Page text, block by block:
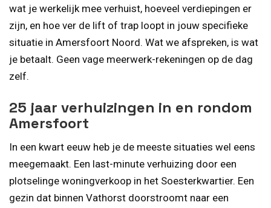
wat je werkelijk mee verhuist, hoeveel verdiepingen er
zijn, en hoe ver de lift of trap loopt in jouw specifieke
situatie in Amersfoort Noord. Wat we afspreken, is wat
je betaalt. Geen vage meerwerk-rekeningen op de dag
zelf.
25 jaar verhuizingen in en rondom
Amersfoort
In een kwart eeuw heb je de meeste situaties wel eens
meegemaakt. Een last-minute verhuizing door een
plotselinge woningverkoop in het Soesterkwartier. Een
gezin dat binnen Vathorst doorstroomt naar een